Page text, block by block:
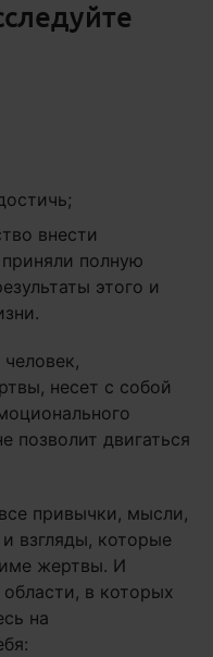
внести
полную
этого и
несет с собой
позволит двигаться
привычки, мысли,
взгляды, которые
жертвы. И
в которых
на